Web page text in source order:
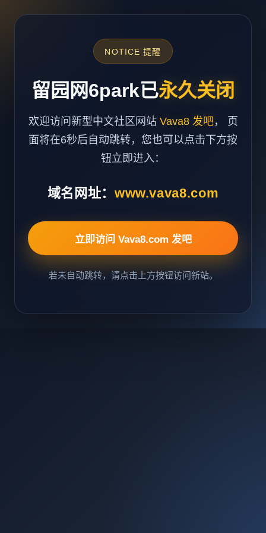
NOTICE 提醒
留园网6park已永久关闭
欢迎访问新型中文社区网站 Vava8 发吧， 页
面将在6秒后自动跳转，您也可以点击下方按
钮立即进入：
域名网址： www.vava8.com
立即访问 Vava8.com 发吧
若未自动跳转，请点击上方按钮访问新站。